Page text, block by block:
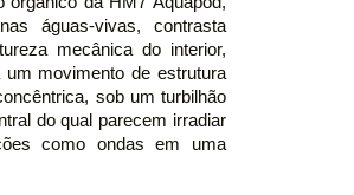
águas-vivas, contrasta
mecânica do interior,
um movimento de estrutura
sob um turbilhão
do qual parecem irradiar
como ondas em uma